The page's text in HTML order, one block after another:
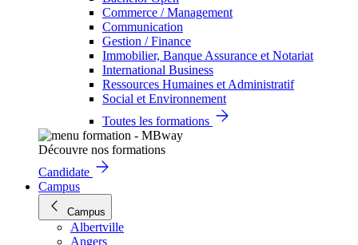
Commerce / Management
Communication
Gestion / Finance
Immobilier, Banque Assurance et Notariat
International Business
Ressources Humaines et Administratif
Social et Environnement
Toutes les formations
Découvre nos formations
Candidate
Campus
Campus
Albertville
Angers